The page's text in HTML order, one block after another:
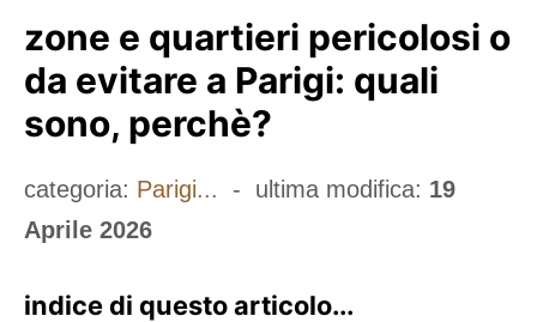
zone e quartieri pericolosi o
da evitare a Parigi: quali
sono, perchè?
categoria: Parigi... - ultima modifica: 19
Aprile 2026
indice di questo articolo...